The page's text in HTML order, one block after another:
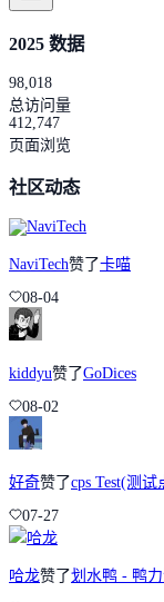
2025 数据
98,018
总访问量
412,747
页面浏览
社区动态
NaviTech赞了卡喵
08-04
kiddyu赞了GoDices
08-02
好奇赞了cps Test(测
07-27
哈龙赞了划水鸭 - 鸭力